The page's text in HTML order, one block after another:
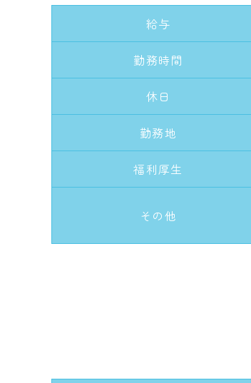
給与
勤務時間
休日
勤務地
福利厚生
その他